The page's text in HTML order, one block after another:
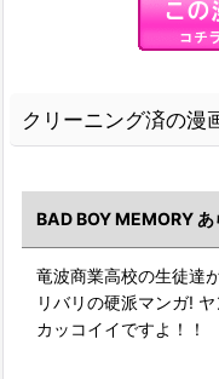
クリーニング済の漫
BAD BOY MEMORY あ
竜波商業高校の生徒達
リバリの硬派マンガ!
カッコイイですよ！！